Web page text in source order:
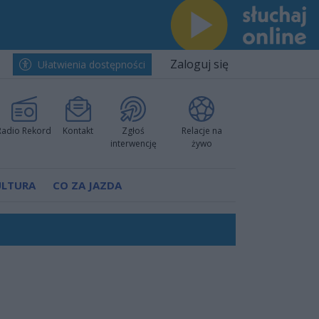
Ułatwienia dostępności Zaloguj się
Rekord Kontakt
Zgłoś
interwencję
Relacje na
żywo
CO ZA JAZDA